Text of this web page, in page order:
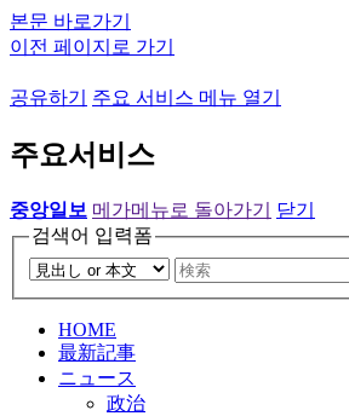
본문 바로가기
이전 페이지로 가기
공유하기 주요 서비스 메뉴 열기
주요서비스
중앙일보 메가메뉴로 돌아가기
닫기
검색어 입력폼
HOME
最新記事
ニュース
政治